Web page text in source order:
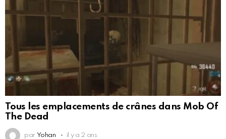
Tous les emplacements de crânes dans Mob Of
The Dead
par Yohan il y a 2 ans